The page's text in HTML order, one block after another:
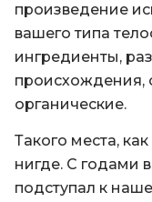
произведение
вашего типа
ингредиенты,
происхождения,
органические.
Такого места,
нигде. С годами
подступал к